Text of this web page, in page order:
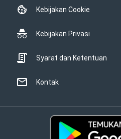
Kebijakan Cookie
Kebijakan Privasi
Syarat dan Ketentuan
Kontak